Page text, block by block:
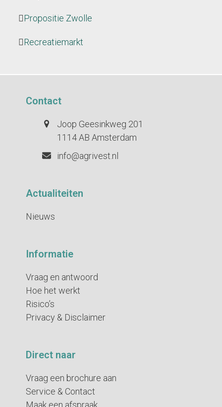
Propositie Zwolle
Recreatiemarkt
Contact
Joop Geesinkweg 201
1114 AB Amsterdam
info@agrivest.nl
Actualiteiten
Nieuws
Informatie
Vraag en antwoord
Hoe het werkt
Risico’s
Privacy & Disclaimer
Direct naar
Vraag een brochure aan
Service & Contact
Maak een afspraak